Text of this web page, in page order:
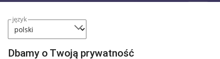
język
Dbamy o Twoją prywatność